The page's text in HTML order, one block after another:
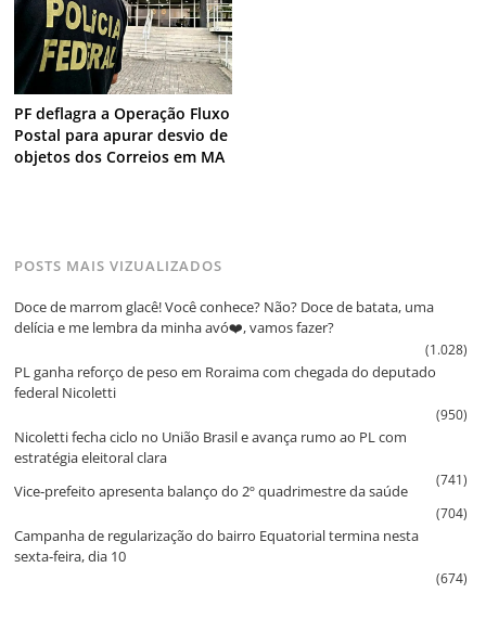
PF deflagra a Operação Fluxo
Postal para apurar desvio de
objetos dos Correios em MA
POSTS MAIS VIZUALIZADOS
Doce de marrom glacê! Você conhece? Não? Doce de batata, uma
delícia e me lembra da minha avó❤️, vamos fazer?
(1.028)
PL ganha reforço de peso em Roraima com chegada do deputado
federal Nicoletti
(950)
Nicoletti fecha ciclo no União Brasil e avança rumo ao PL com
estratégia eleitoral clara
(741)
Vice‑prefeito apresenta balanço do 2º quadrimestre da saúde
(704)
Campanha de regularização do bairro Equatorial termina nesta
sexta‑feira, dia 10
(674)